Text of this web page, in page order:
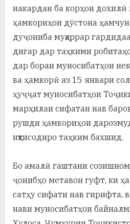
накардан ба корҳои
ҳамкориҳои дӯстона
дуҷониба муқаррар
дигар дар таҳкими
дар бораи муносибатҳои
ва ҳамкорӣ аз 15 январи
ҳуҷҷат муносибатҳои
марҳилаи сифатан нав
рушди ҳамкориҳои
иқтисодиро таҳким бахшид.
Бо амалӣ гаштани
ҷонибҳо метавон гуфт, ки
сатҳу сифати нав гирифта,
нави муносибатҳои